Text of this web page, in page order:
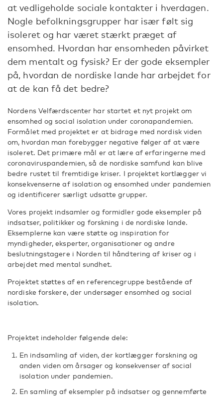
at vedligeholde sociale kontakter i hverdagen.
Nogle befolkningsgrupper har især følt sig
isoleret og har været stærkt præget af
ensomhed. Hvordan har ensomheden påvirket
dem mentalt og fysisk? Er der gode eksempler
på, hvordan de nordiske lande har arbejdet for
at de kan få det bedre?
Nordens Velfærdscenter har startet et nyt projekt om
ensomhed og social isolation under coronapandemien.
Formålet med projektet er at bidrage med nordisk viden
om, hvordan man forebygger negative følger af at være
isoleret. Det primære mål er at lære af erfaringerne med
coronaviruspandemien, så de nordiske samfund kan blive
bedre rustet til fremtidige kriser. I projektet kortlægger vi
konsekvenserne af isolation og ensomhed under pandemien
og identificerer særligt udsatte grupper.
Vores projekt indsamler og formidler gode eksempler på
indsatser, politikker og forskning i de nordiske lande.
Eksemplerne kan være støtte og inspiration for
myndigheder, eksperter, organisationer og andre
beslutningstagere i Norden til håndtering af kriser og i
arbejdet med mental sundhet.
Projektet støttes af en referencegruppe bestående af
nordiske forskere, der undersøger ensomhed og social
isolation.
Projektet indeholder følgende dele:
En indsamling af viden, der kortlægger forskning og
anden viden om årsager og konsekvenser af social
isolation under pandemien.
En samling af eksempler på indsatser og gennemførte